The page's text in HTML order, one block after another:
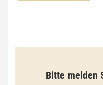
i
Bitte melden